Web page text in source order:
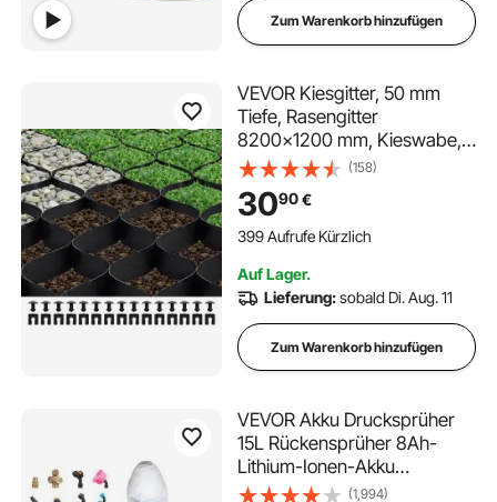
Zum Warenkorb hinzufügen
VEVOR Kiesgitter, 50 mm
Tiefe, Rasengitter
8200x1200 mm, Kieswabe,
Wabengitter HDPE,
durchlässige Geogitter zur
Einfahrtsstabilisierung, für
Garten, Terrasse, Gehweg,
(158)
3090€
399 Aufrufe Kürzlich
Auf Lager.
Lieferung:sobald Di. Aug. 11
Zum Warenkorb hinzufügen
VEVOR Akku Drucksprüher
15L Rückensprüher 8Ah-
Lithium-Ionen-Akku
Drucksprühgerät 90PSI
(1,994)